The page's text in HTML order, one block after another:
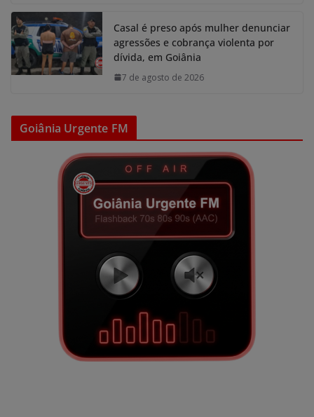
Casal é preso após mulher denunciar
agressões e cobrança violenta por
dívida, em Goiânia
7 de agosto de 2026
Goiânia Urgente FM